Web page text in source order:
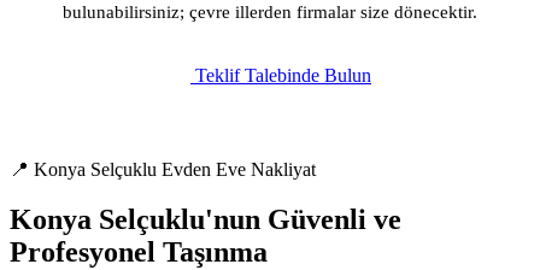
bulunabilirsiniz; çevre illerden firmalar size dönecektir.
Teklif Talebinde Bulun
📍 Konya Selçuklu Evden Eve Nakliyat
Konya Selçuklu'nun Güvenli ve
Profesyonel Taşınma